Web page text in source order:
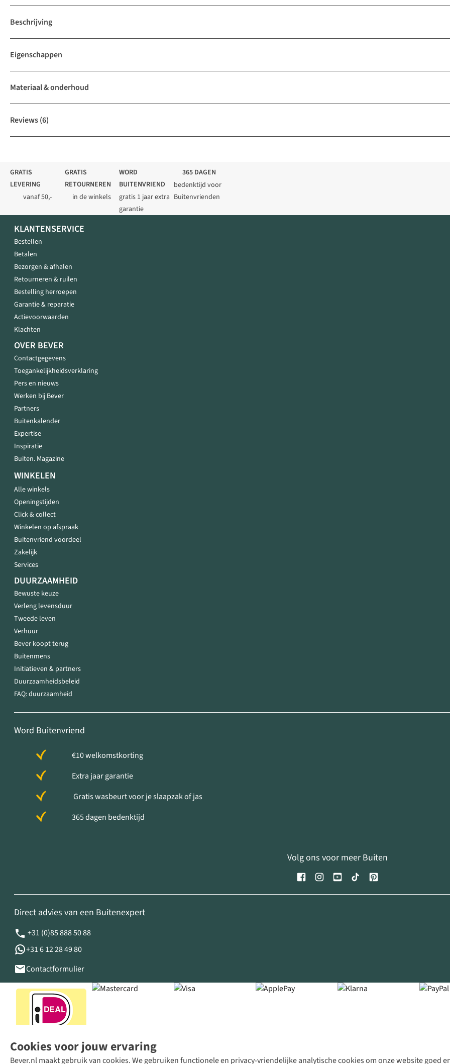
Beschrijving
Eigenschappen
Materiaal & onderhoud
Reviews(6)
Cookies voor jouw ervaring
Bever.nl maakt gebruik van cookies. We gebruiken functionele en privacy-vriendelijke analytische cookies om onze website goed
GRATIS
LEVERING
vanaf 50,-
GRATIS
RETOURNEREN
in de winkels
WORD
BUITENVRIEND
gratis 1 jaar extra
garantie
365 DAGEN
bedenktijd voor
Buitenvrienden
KLANTENSERVICE
Bestellen
Betalen
Bezorgen & afhalen
Retourneren & ruilen
Bestelling herroepen
Garantie & reparatie
Actievoorwaarden
Klachten
OVER BEVER
Contactgegevens
Toegankelijkheidsverklaring
Pers en nieuws
Werken bij Bever
Partners
Buitenkalender
Expertise
Inspiratie
Buiten. Magazine
WINKELEN
Alle winkels
Openingstijden
Click & collect
Winkelen op afspraak
Buitenvriend voordeel
Zakelijk
Services
DUURZAAMHEID
Bewuste keuze
Verleng levensduur
Tweede leven
Verhuur
Bever koopt terug
Buitenmens
Initiatieven & partners
Duurzaamheidsbeleid
FAQ: duurzaamheid
Word Buitenvriend
€10 welkomstkorting
Extra jaar garantie
Gratis wasbeurt voor je slaapzak of jas
365 dagen bedenktijd
Volg ons voor meer Buiten
Direct advies van een Buitenexpert
+31 (0)85 888 50 88
+31 6 12 28 49 80
Contactformulier